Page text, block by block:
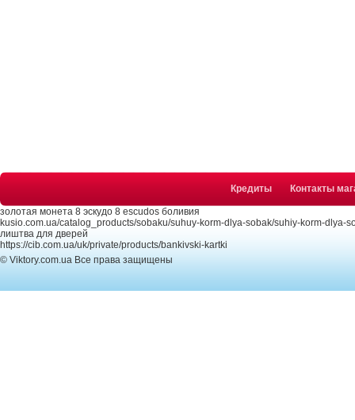
Кредиты Контакты
золотая монета 8 эскудо 8 escudos боливия
kusio.com.ua/catalog_products/sobaku/suhuy-korm-dlya-sobak/suhiy-korm-dlya-
лиштва для дверей
https://cib.com.ua/uk/private/products/bankivski-kartki
© Viktory.com.ua Все права защищены